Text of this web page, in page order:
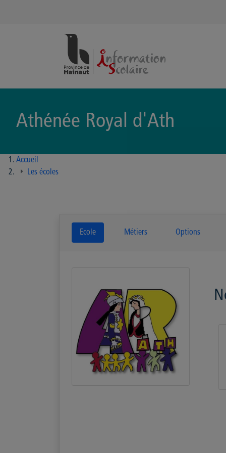
Athénée Royal d'Ath
Accueil
Les écoles
Ecole Métiers Options